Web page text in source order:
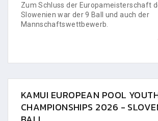
Zum Schluss der Europameisterschaft
Slowenien war der 9 Ball und auch der
Mannschaftswettbewerb.
KAMUI EUROPEAN POOL
CHAMPIONSHIPS 2026 -